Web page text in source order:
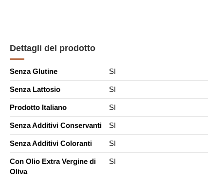
Dettagli del prodotto
Senza Glutine SI
Senza Lattosio SI
Prodotto Italiano SI
Senza Additivi Conservanti SI
Senza Additivi Coloranti SI
Con Olio Extra Vergine di
Oliva
SI